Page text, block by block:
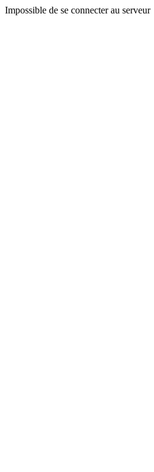
Impossible de se connecter au serveur